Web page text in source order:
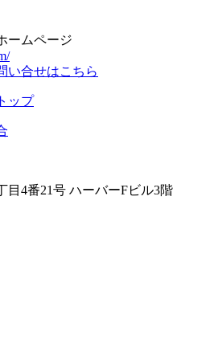
ームページ
い合せはこちら
目4番21号 ハーバーFビル3階